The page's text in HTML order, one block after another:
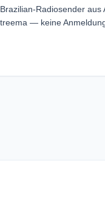
Radiosender aus
— keine